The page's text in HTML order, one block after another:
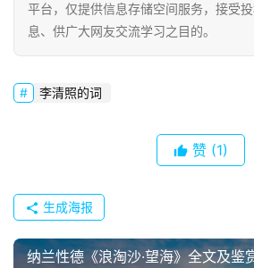
首
好
经
歌
平台，仅提供信息存储空间服务，接受
息、供广大网友交流学习之目的。
李清照的词
赞 (1)
生成海报
纳兰性德《浪淘沙·望海》全文及鉴